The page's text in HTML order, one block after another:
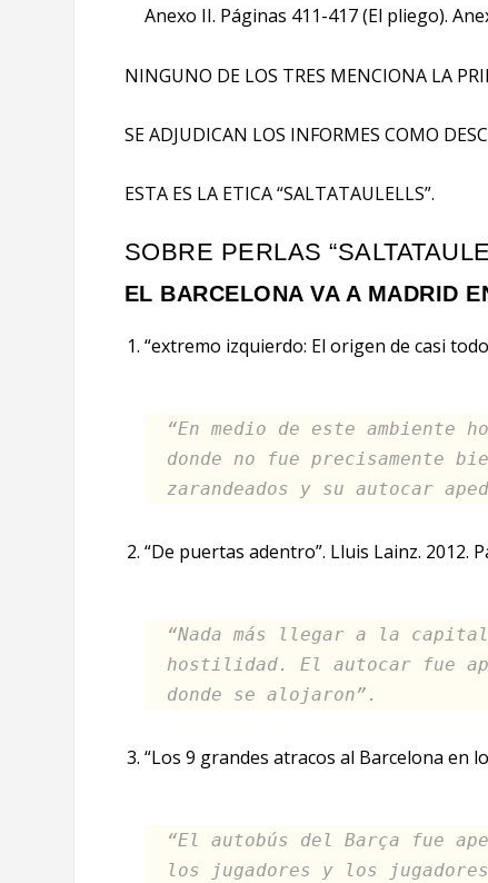
Anexo II. Páginas 411-417 (El pliego).
NINGUNO DE LOS TRES MENCIONA LA
SE ADJUDICAN LOS INFORMES COMO
ESTA ES LA ETICA “SALTATAULELLS”.
SOBRE PERLAS
EL BARCELONA VA A MADRID
“extremo izquierdo: El origen de casi
“En medio de este
donde no fue precisamente
zarandeados y su autocar
“De puertas adentro”. Lluis Lainz. 2012.
“Nada más llegar a la
hostilidad. El autocar fue
donde se alojaron”.
“Los 9 grandes atracos al Barcelona en
“El autobús del Barça fue
los jugadores y los